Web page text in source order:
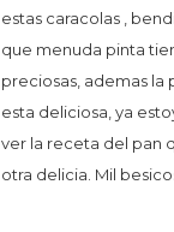
estas caracolas ,
que menuda pinta
preciosas, ademas la
esta deliciosa, ya
ver la receta del pan
otra delicia. Mil